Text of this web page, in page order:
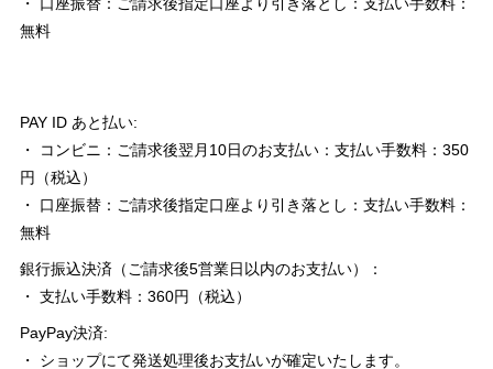
無料
PAY ID あと払い:
・ コンビニ：ご請求後翌月10日のお支払い：支払い手数料：350
円（税込）
・ 口座振替：ご請求後指定口座より引き落とし：支払い手数料：
無料
銀行振込決済（ご請求後5営業日以内のお支払い）：
・ 支払い手数料：360円（税込）
PayPay決済:
・ ショップにて発送処理後お支払いが確定いたします。